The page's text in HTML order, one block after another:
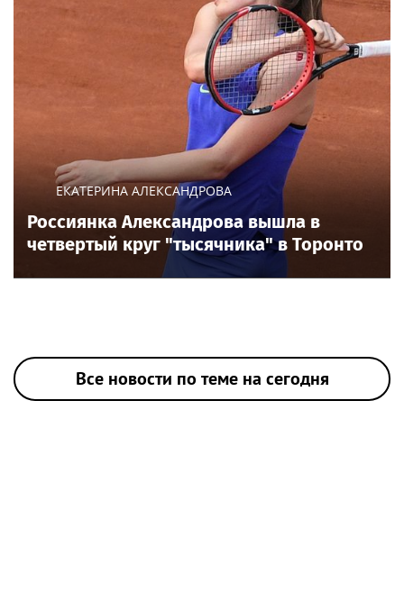
ЕКАТЕРИНА АЛЕКСАНДРОВА
Россиянка Александрова вышла в
четвертый круг "тысячника" в Торонто
Все новости по теме на сегодня